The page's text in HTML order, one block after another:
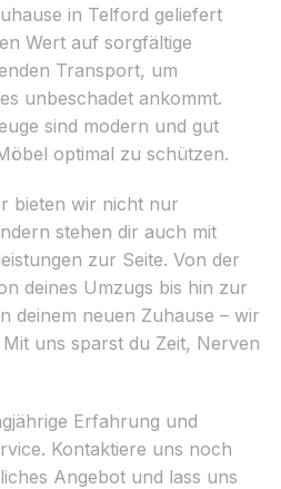
in Telford geliefert
Wert auf sorgfältige
Transport, um
unbeschadet ankommt.
sind modern und gut
optimal zu schützen.
bieten wir nicht nur
stehen dir auch mit
zur Seite. Von der
deines Umzugs bis hin zur
deinem neuen Zuhause – wir
uns sparst du Zeit, Nerven
Erfahrung und
Kontaktiere uns noch
Angebot und lass uns